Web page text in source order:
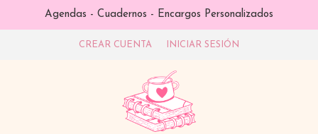
Agendas - Cuadernos - Encargos Personalizados
CREAR CUENTA INICIAR SESIÓN